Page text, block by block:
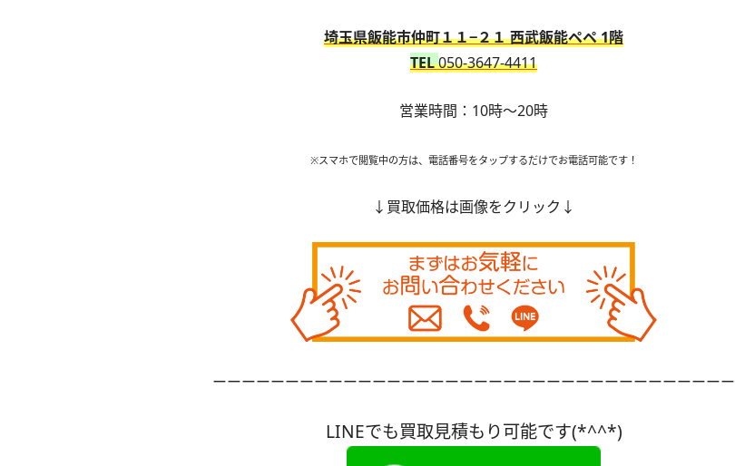
埼玉県飯能市仲町１１−２１ 西武飯能ペペ 1階
TEL050-3647-4411
営業時間：10時～20時
※スマホで閲覧中の方は、電話番号をタップするだけでお電話可能です！
↓買取価格は画像をクリック↓
ーーーーーーーーーーーーーーーーーーーーーーーーーーーーーーーーーーーー
LINEでも買取見積もり可能です(*^^*)